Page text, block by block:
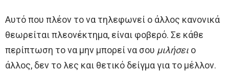
Αυτό που πλέον το να τηλεφωνεί ο άλλος κανονικά
θεωρείται πλεονέκτημα, είναι φοβερό. Σε κάθε
περίπτωση το να μην μπορεί να σου μιλήσει ο
άλλος, δεν το λες και θετικό δείγμα για το μέλλον.